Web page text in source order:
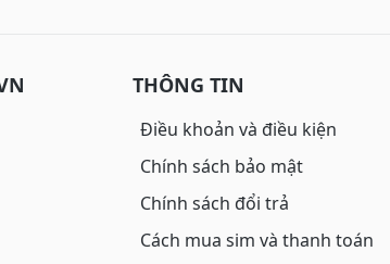
THÔNG TIN
Điều khoản và điều kiện
Chính sách bảo mật
Chính sách đổi trả
Cách mua sim và thanh toán